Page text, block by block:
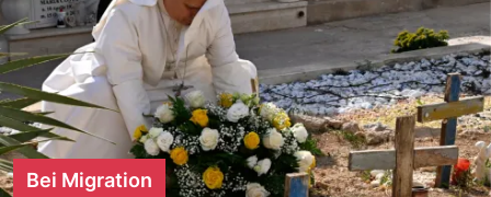
Papst Franziskus (M) hält während eines Treffens mit
Priestern, Diakonen, Geweihten und Seminaristen im
kongolesischen Kinshasa eine Rede. - Gregorio
Bei Migration